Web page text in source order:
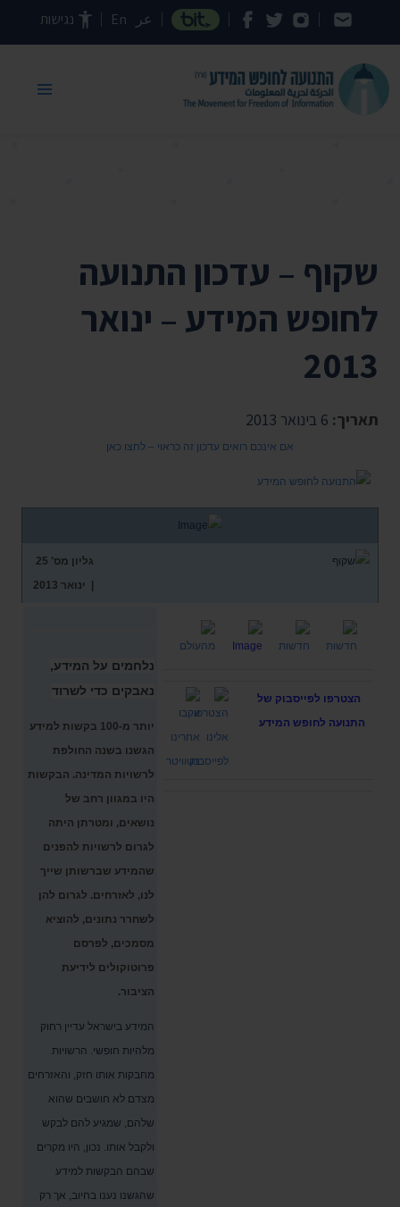
דילוג לתוכן העמוד عر En נגישות
שקוף – עדכון התנועה
לחופש המידע – ינואר
2013
תאריך:
אם אינכם רואים עדכון זה כראוי – לחצו כאן
גליון מס' 25
| ינואר 2013
נלחמים על המידע,
נאבקים כדי לשרוד
יותר מ-100 בקשות למידע
הגשנו בשנה החולפת
לרשויות המדינה. הבקשות
היו במגוון רחב של
נושאים, ומטרתן היתה
לגרום לרשויות להפנים
שהמידע שברשותן שייך
לנו, לאזרחים. לגרום להן
לשחרר נתונים, להוציא
מסמכים, לפרסם
פרוטוקולים לידיעת
הציבור.
המידע בישראל עדיין רחוק
מלהיות חופשי. הרשויות
מחבקות אותו חזק, והאזרחים
מצדם לא חושבים שהוא
שלהם, שמגיע להם לבקש
ולקבל אותו. נכון, היו מקרים
שבהם הבקשות למידע
שהגשנו נענו בחיוב, אך רק
הצטרפו לפייסבוק של
התנועה לחופש המידע